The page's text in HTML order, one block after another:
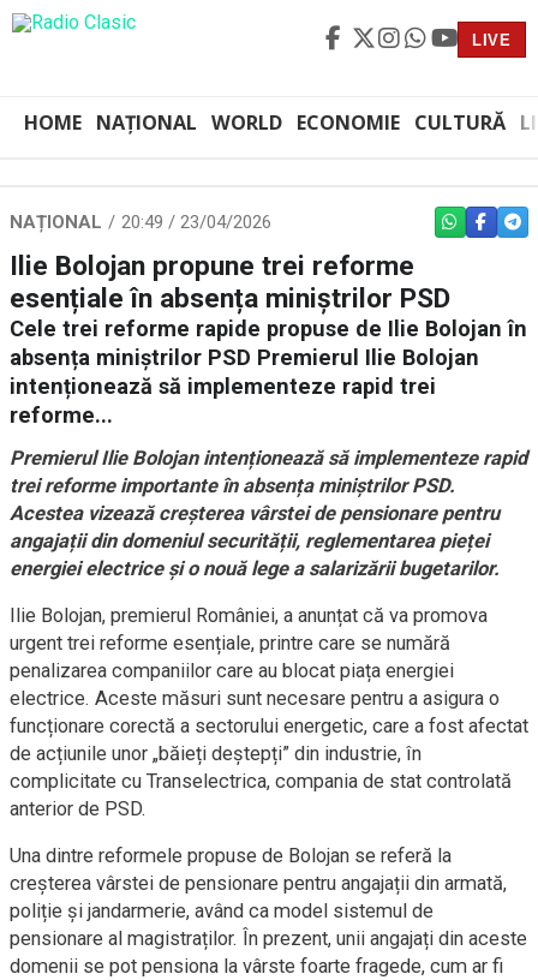
LIVE
HOME NAȚIONAL WORLD ECONOMIE CULTURĂ
NAȚIONAL 20:49 / 23/04/2026 WHATSAPP
Ilie Bolojan propune trei reforme
esențiale în absența miniștrilor PSD
Cele trei reforme rapide propuse de Ilie Bolojan în
absența miniștrilor PSD Premierul Ilie Bolojan
intenționează să implementeze rapid trei
reforme...
Premierul Ilie Bolojan intenționează să implementeze rapid
trei reforme importante în absența miniștrilor PSD.
Acestea vizează creșterea vârstei de pensionare pentru
angajații din domeniul securității, reglementarea pieței
energiei electrice și o nouă lege a salarizării bugetarilor.
Ilie Bolojan, premierul României, a anunțat că va promova
urgent trei reforme esențiale, printre care se numără
penalizarea companiilor care au blocat piața energiei
electrice. Aceste măsuri sunt necesare pentru a asigura o
funcționare corectă a sectorului energetic, care a fost afectat
de acțiunile unor „băieți deștepți” din industrie, în
complicitate cu Transelectrica, compania de stat controlată
anterior de PSD.
Una dintre reformele propuse de Bolojan se referă la
creșterea vârstei de pensionare pentru angajații din armată,
poliție și jandarmerie, având ca model sistemul de
pensionare al magistraților. În prezent, unii angajați din aceste
domenii se pot pensiona la vârste foarte fragede, cum ar fi